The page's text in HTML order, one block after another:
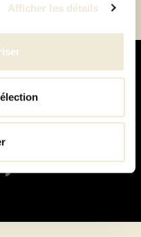
Afficher les détails